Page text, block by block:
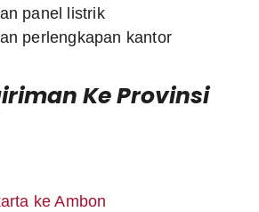
panel listrik
perlengkapan kantor
Ke Provinsi
ke Ambon